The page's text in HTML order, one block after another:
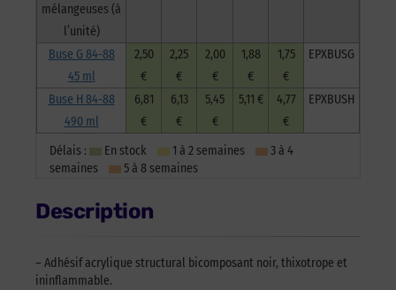
mélangeuses (à
l’unité)
Buse G 84-88
45 ml
2,50
€
2,25
€
2,00
€
1,88
€
1,75
€
EPXBUSG
Buse H 84-88
490 ml
6,81
€
6,13
€
5,45
€
5,11 €
4,77
€
EPXBUSH
Délais : En stock 1 à 2 semaines
3 à 4
semaines
5 à 8 semaines
Description
– Adhésif acrylique structural bicomposant noir, thixotrope et
ininflammable.